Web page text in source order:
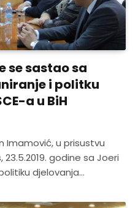
se sastao sa
i politku
a u BiH
Imamović, u prisustvu
godine sa Joeri
djelovanja…